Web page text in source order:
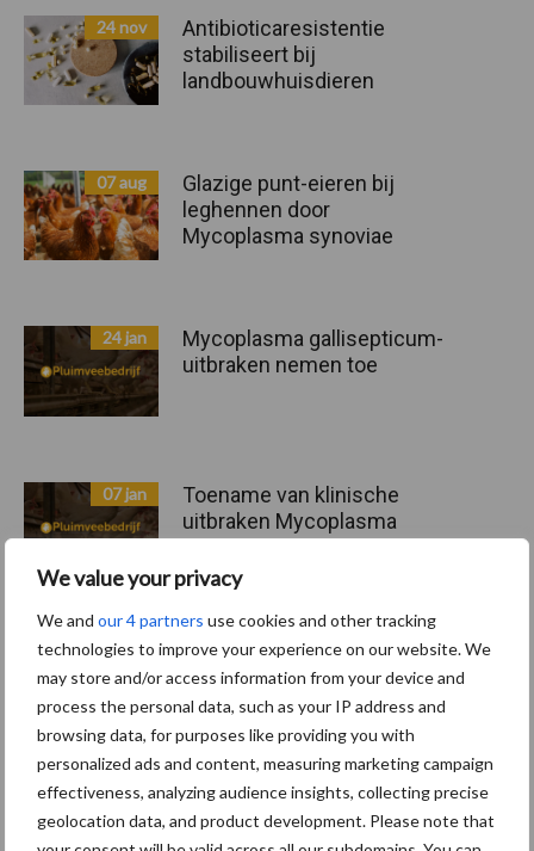
We value your privacy
We and our 4 partners use cookies and other tracking
technologies to improve your experience on our website. We
may store and/or access information from your device and
process the personal data, such as your IP address and
browsing data, for purposes like providing you with
personalized ads and content, measuring marketing campaign
effectiveness, analyzing audience insights, collecting precise
geolocation data, and product development. Please note that
24 nov
Antibioticaresistentie
stabiliseert bij
landbouwhuisdieren
07 aug
Glazige punt-eieren bij
leghennen door
Mycoplasma synoviae
24 jan
Mycoplasma gallisepticum-
uitbraken nemen toe
07 jan
Toename van klinische
uitbraken Mycoplasma
gallisepticum
Toon meer
Recent nieuws Partner nieuws